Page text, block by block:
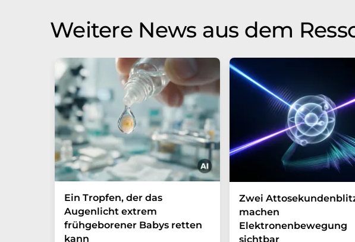
Weitere News aus dem
Ein Tropfen, der das
Augenlicht extrem
frühgeborener Babys retten
kann
Zwei
machen
Elektronenbewegung
sichtbar